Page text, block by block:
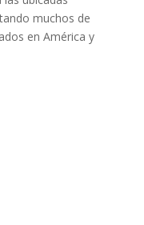
muchos de
en América y